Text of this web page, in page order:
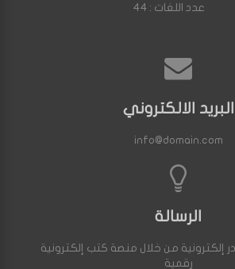
عدد اللغات : 44
البريد الالكتروني
info@domain.com
الرسالة
إلكترونية من خلال منصة كتب إلكترونية
رقمية